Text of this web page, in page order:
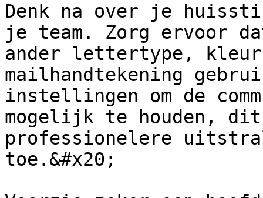
Denk na over je
je team. Zorg ervoor
ander lettertype,
mailhandtekening
instellingen om de
mogelijk te houden,
professionelere
toe.&#x20;